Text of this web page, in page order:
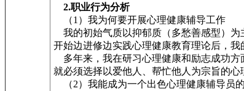
2.职业行为分析
（1）我为何要开展心理健康辅导工作
我的初始气质以抑郁质（多愁善感型）为
开始边进修边实践心理健康教育理论后，
多年来，我在研习心理健康和励志成功方
就必须选择以爱他人、帮忙他人为宗旨的心
（2）我能成为一个出色心理健康辅导员